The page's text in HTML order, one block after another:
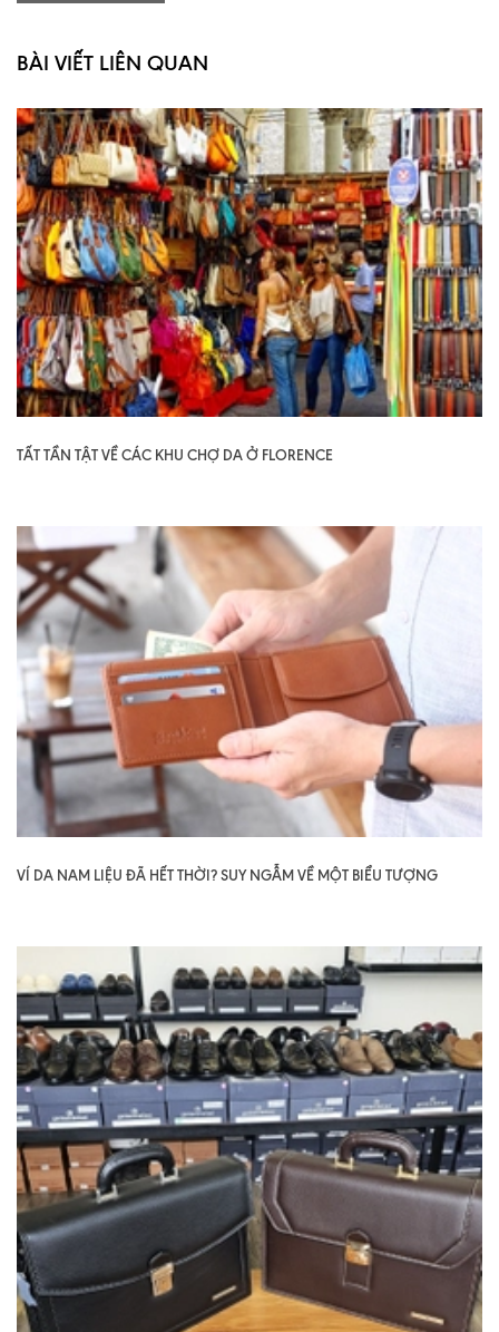
BÀI VIẾT LIÊN QUAN
TẤT TẦN TẬT VỀ CÁC KHU CHỢ DA Ở FLORENCE
VÍ DA NAM LIỆU ĐÃ HẾT THỜI? SUY NGẪM VỀ MỘT BIỂU TƯỢNG